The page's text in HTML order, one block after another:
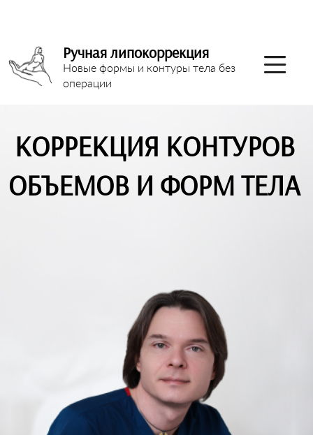
Ручная липокоррекция
Новые формы и контуры тела без
операции
КОРРЕКЦИЯ КОНТУРОВ
ОБЪЕМОВ И ФОРМ ТЕЛА